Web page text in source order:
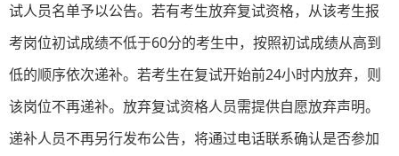
试人员名单予以公告。若有考生放弃复试资格，从该考生报
考岗位初试成绩不低于60分的考生中，按照初试成绩从高到
低的顺序依次递补。若考生在复试开始前24小时内放弃，则
该岗位不再递补。放弃复试资格人员需提供自愿放弃声明。
递补人员不再另行发布公告，将通过电话联系确认是否参加